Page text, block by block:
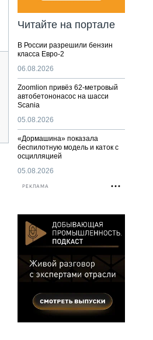
Читайте на портале
В России разрешили бензин
класса Евро-2
06.08.2026
Zoomlion привёз 62-метровый
автобетононасос на шасси
Scania
05.08.2026
«Дормашина» показала
беспилотную модель и каток с
осцилляцией
05.08.2026
РЕКЛАМА